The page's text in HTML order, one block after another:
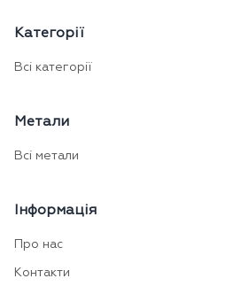
Категорії
Всі категорії
Метали
Всі метали
Інформація
Про нас
Контакти